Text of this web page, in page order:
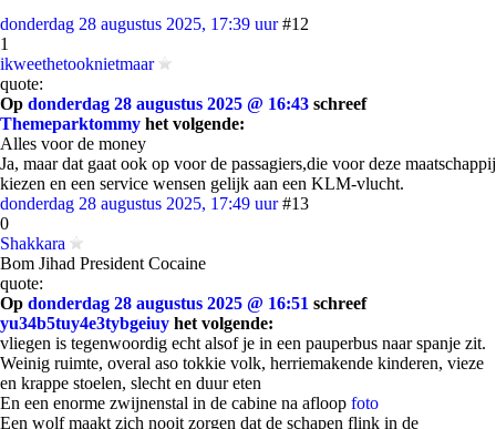
donderdag 28 augustus 2025, 17:39 uur #12
1
ikweethetooknietmaar
quote:
Op donderdag 28 augustus 2025 @ 16:43 schreef
Themeparktommy het volgende:
Alles voor de money
Ja, maar dat gaat ook op voor de passagiers,die voor deze maatschappij
kiezen en een service wensen gelijk aan een KLM-vlucht.
donderdag 28 augustus 2025, 17:49 uur #13
0
Shakkara
Bom Jihad President Cocaine
quote:
Op donderdag 28 augustus 2025 @ 16:51 schreef
yu34b5tuy4e3tybgeiuy het volgende:
vliegen is tegenwoordig echt alsof je in een pauperbus naar spanje zit.
Weinig ruimte, overal aso tokkie volk, herriemakende kinderen, vieze
en krappe stoelen, slecht en duur eten
En een enorme zwijnenstal in de cabine na afloop foto
Een wolf maakt zich nooit zorgen dat de schapen flink in de